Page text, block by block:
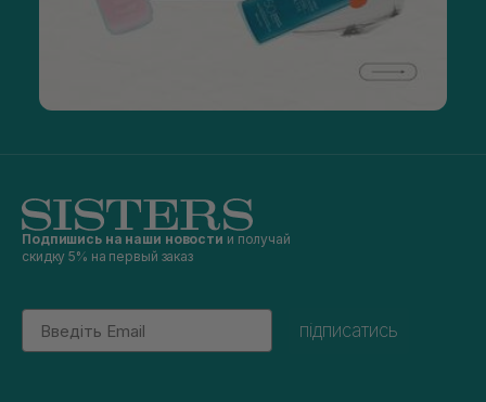
Подпишись на наши новости и получай
скидку 5% на первый заказ
Email
підписатись